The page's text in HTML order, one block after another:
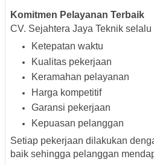
Komitmen Pelayanan Terbaik
CV. Sejahtera Jaya Teknik
Ketepatan waktu
Kualitas pekerjaan
Keramahan pelayanan
Harga kompetitif
Garansi pekerjaan
Kepuasan pelanggan
Setiap pekerjaan dilakukan
baik sehingga pelanggan